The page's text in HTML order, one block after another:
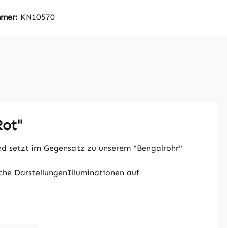
KN10570
setzt im Gegensatz zu unserem "Bengalrohr"
DarstellungenIlluminationen auf